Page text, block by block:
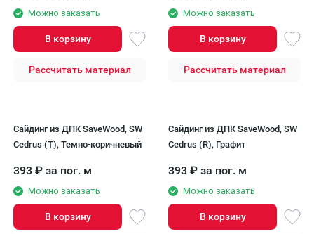
Можно заказать
В корзину
Рассчитать материал
Можно заказать
В корзину
Рассчитать материал
Сайдинг из ДПК SaveWood, SW
Cedrus (T), Темно-коричневый
393 ₽ за пог. м
Можно заказать
В корзину
Сайдинг из ДПК SaveWood, SW
Cedrus (R), Графит
393 ₽ за пог. м
Можно заказать
В корзину